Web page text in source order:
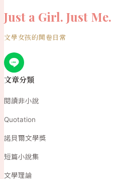
Just a Girl. Just Me.
文學女孩的開卷日常
文章分類
閱讀非小說
Quotation
諾貝爾文學獎
短篇小說集
文學理論